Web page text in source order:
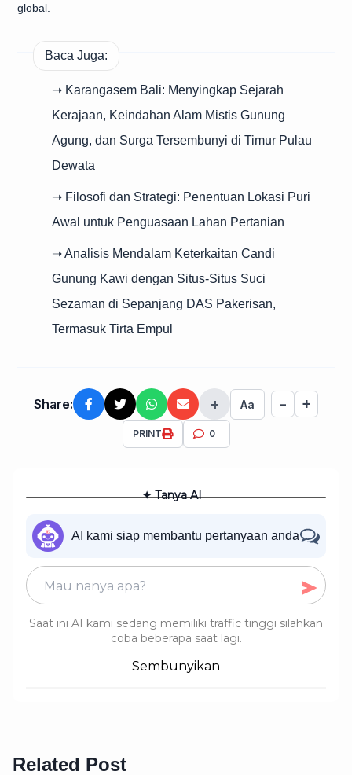
global.
Baca Juga:
➝ Karangasem Bali: Menyingkap Sejarah
Kerajaan, Keindahan Alam Mistis Gunung
Agung, dan Surga Tersembunyi di Timur Pulau
Dewata
➝ Filosofi dan Strategi: Penentuan Lokasi Puri
Awal untuk Penguasaan Lahan Pertanian
➝ Analisis Mendalam Keterkaitan Candi
Gunung Kawi dengan Situs-Situs Suci
Sezaman di Sepanjang DAS Pakerisan,
Termasuk Tirta Empul
Share: + Aa − +
PRINT 0
✦ Tanya AI
AI kami siap membantu pertanyaan anda
Saat ini AI kami sedang memiliki traffic tinggi silahkan
coba beberapa saat lagi.
Sembunyikan
Related Post